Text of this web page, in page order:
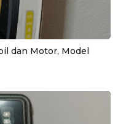
dan Motor, Model